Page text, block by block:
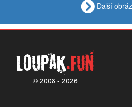
Další
Loupak.fun
© 2008 - 2026